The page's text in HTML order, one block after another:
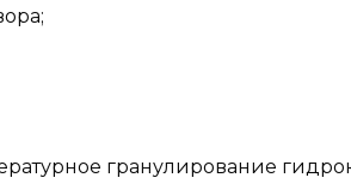
гранулирование